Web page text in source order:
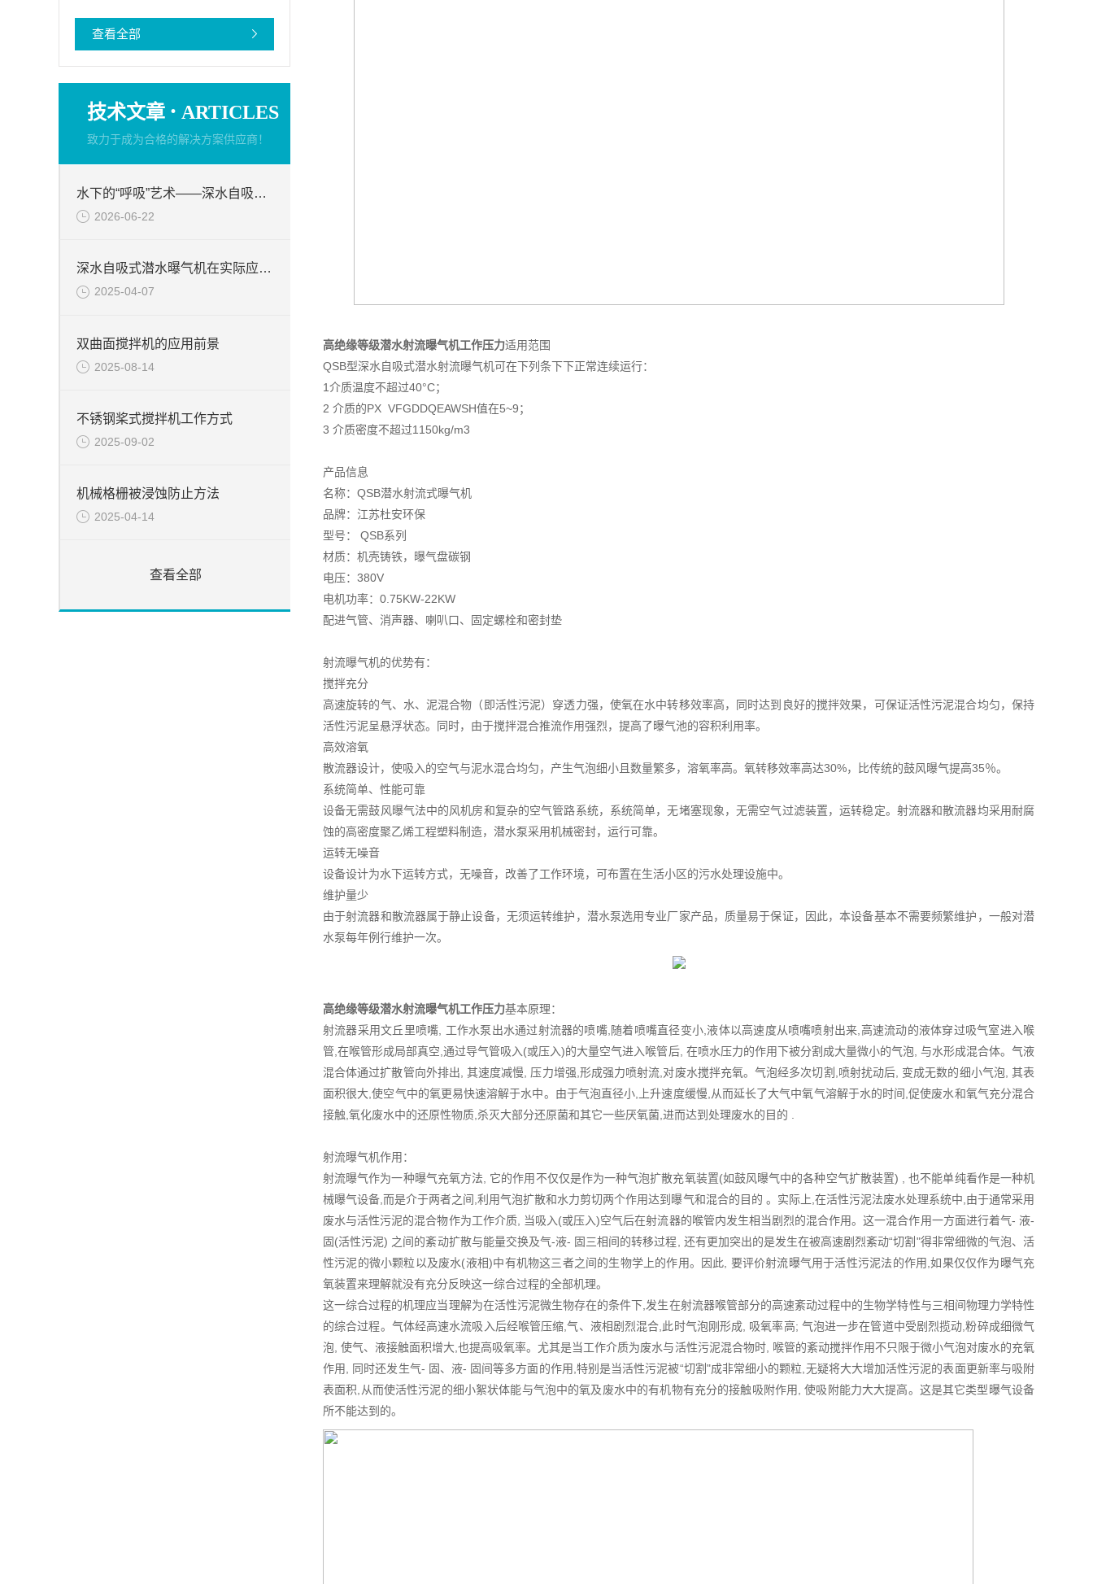
查看全部
技术文章 · ARTICLES
致力于成为合格的解决方案供应商！
水下的“呼吸”艺术——深水自吸式潜水曝气机的技术原理与核心优势
2026-06-22
深水自吸式潜水曝气机在实际应用场景中的性能优势
2025-04-07
双曲面搅拌机的应用前景
2025-08-14
不锈钢桨式搅拌机工作方式
2025-09-02
机械格栅被浸蚀防止方法
2025-04-14
查看全部
高绝缘等级潜水射流曝气机工作压力适用范围
QSB型深水自吸式潜水射流曝气机可在下列条下下正常连续运行：
1介质温度不超过40°C；
2 介质的PX VFGDDQEAWSH值在5~9；
3 介质密度不超过1150kg/m3
产品信息
名称：QSB潜水射流式曝气机
品牌：江苏杜安环保
型号： QSB系列
材质：机壳铸铁，曝气盘碳钢
电压：380V
电机功率：0.75KW-22KW
配进气管、消声器、喇叭口、固定螺栓和密封垫
射流曝气机的优势有：
搅拌充分
高速旋转的气、水、泥混合物（即活性污泥）穿透力强，使氧在水中转移效率高，同时达到良好的搅拌效果，可保证活性污泥混合均匀，保持
活性污泥呈悬浮状态。同时，由于搅拌混合推流作用强烈，提高了曝气池的容积利用率。
高效溶氧
散流器设计，使吸入的空气与泥水混合均匀，产生气泡细小且数量繁多，溶氧率高。氧转移效率高达30%，比传统的鼓风曝气提高35％。
系统简单、性能可靠
设备无需鼓风曝气法中的风机房和复杂的空气管路系统，系统简单，无堵塞现象，无需空气过滤装置，运转稳定。射流器和散流器均采用耐腐
蚀的高密度聚乙烯工程塑料制造，潜水泵采用机械密封，运行可靠。
运转无噪音
设备设计为水下运转方式，无噪音，改善了工作环境，可布置在生活小区的污水处理设施中。
维护量少
由于射流器和散流器属于静止设备，无须运转维护，潜水泵选用专业厂家产品，质量易于保证，因此，本设备基本不需要频繁维护，一般对潜
水泵每年例行维护一次。
高绝缘等级潜水射流曝气机工作压力基本原理：
射流器采用文丘里喷嘴, 工作水泵出水通过射流器的喷嘴,随着喷嘴直径变小,液体以高速度从喷嘴喷射出来,高速流动的液体穿过吸气室进入喉
管,在喉管形成局部真空,通过导气管吸入(或压入)的大量空气进入喉管后, 在喷水压力的作用下被分割成大量微小的气泡, 与水形成混合体。气液
混合体通过扩散管向外排出, 其速度减慢, 压力增强,形成强力喷射流,对废水搅拌充氧。气泡经多次切割,喷射扰动后, 变成无数的细小气泡, 其表
面积很大,使空气中的氧更易快速溶解于水中。由于气泡直径小,上升速度缓慢,从而延长了大气中氧气溶解于水的时间,促使废水和氧气充分混合
接触,氧化废水中的还原性物质,杀灭大部分还原菌和其它一些厌氧菌,进而达到处理废水的目的 .
射流曝气机作用：
射流曝气作为一种曝气充氧方法, 它的作用不仅仅是作为一种气泡扩散充氧装置(如鼓风曝气中的各种空气扩散装置) , 也不能单纯看作是一种机
械曝气设备,而是介于两者之间,利用气泡扩散和水力剪切两个作用达到曝气和混合的目的 。实际上,在活性污泥法废水处理系统中,由于通常采用
废水与活性污泥的混合物作为工作介质, 当吸入(或压入)空气后在射流器的喉管内发生相当剧烈的混合作用。这一混合作用一方面进行着气- 液-
固(活性污泥) 之间的紊动扩散与能量交换及气-液- 固三相间的转移过程, 还有更加突出的是发生在被高速剧烈紊动“切割"得非常细微的气泡、活
性污泥的微小颗粒以及废水(液相)中有机物这三者之间的生物学上的作用。因此, 要评价射流曝气用于活性污泥法的作用,如果仅仅作为曝气充
氧装置来理解就没有充分反映这一综合过程的全部机理。
这一综合过程的机理应当理解为在活性污泥微生物存在的条件下,发生在射流器喉管部分的高速紊动过程中的生物学特性与三相间物理力学特性
的综合过程。气体经高速水流吸入后经喉管压缩,气、液相剧烈混合,此时气泡刚形成, 吸氧率高; 气泡进一步在管道中受剧烈揽动,粉碎成细微气
泡, 使气、液接触面积增大,也提高吸氧率。尤其是当工作介质为废水与活性污泥混合物时, 喉管的紊动搅拌作用不只限于微小气泡对废水的充氧
作用, 同时还发生气- 固、液- 固间等多方面的作用,特别是当活性污泥被“切割"成非常细小的颗粒,无疑将大大增加活性污泥的表面更新率与吸附
表面积,从而使活性污泥的细小絮状体能与气泡中的氧及废水中的有机物有充分的接触吸附作用, 使吸附能力大大提高。这是其它类型曝气设备
所不能达到的。